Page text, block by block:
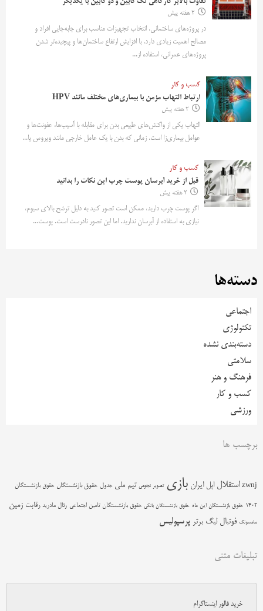
تفاوت بالابر کارگاهی تک کابین و دو کابین با یکدیگر
2 هفته پیش
در پروژه‌های ساختمانی، انتخاب تجهیزات مناسب برای جابه‌جایی افراد و
مصالح اهمیت زیادی دارد. با افزایش ارتفاع ساختمان‌ها و پیچیده‌تر شدن
پروژه‌های عمرانی، استفاده از...
کسب و کار
ارتباط التهاب مزمن با بیماری‌های مختلف مانند HPV
2 هفته پیش
التهاب یکی از واکنش‌های طبیعی بدن برای مقابله با آسیب‌ها، عفونت‌ها و
عوامل بیماری‌زا است. زمانی که بدن با یک عامل خارجی مانند ویروس یا...
کسب و کار
قبل از خرید آبرسان پوست چرب این نکات را بدانید
2 هفته پیش
اگر پوست چرب دارید، ممکن است تصور کنید به دلیل ترشح بالای سبوم،
نیازی به استفاده از آبرسان ندارید. اما این تصور نادرست است. پوست...
دسته‌ها
اجتماعی
تکنولوژی
دسته‌بندی نشده
سلامتی
فرهنگ و هنر
کسب و کار
ورزشی
برچسب ها
zwnj استقلال اپل ایران بازی تصویر نجومی تیم ملی جدول حقوق بازنشستگان حقوق بازنشستگان
1402 حقوق بازنشستگان این ماه حقوق بازنشستگان بانکی حقوق بازنشستگان تامین اجتماعی رئال مادرید رقابت زمین
سامسونگ فوتبال لیگ برتر پرسپولیس
تبلیغات متنی
خرید فالور اینستاگرام